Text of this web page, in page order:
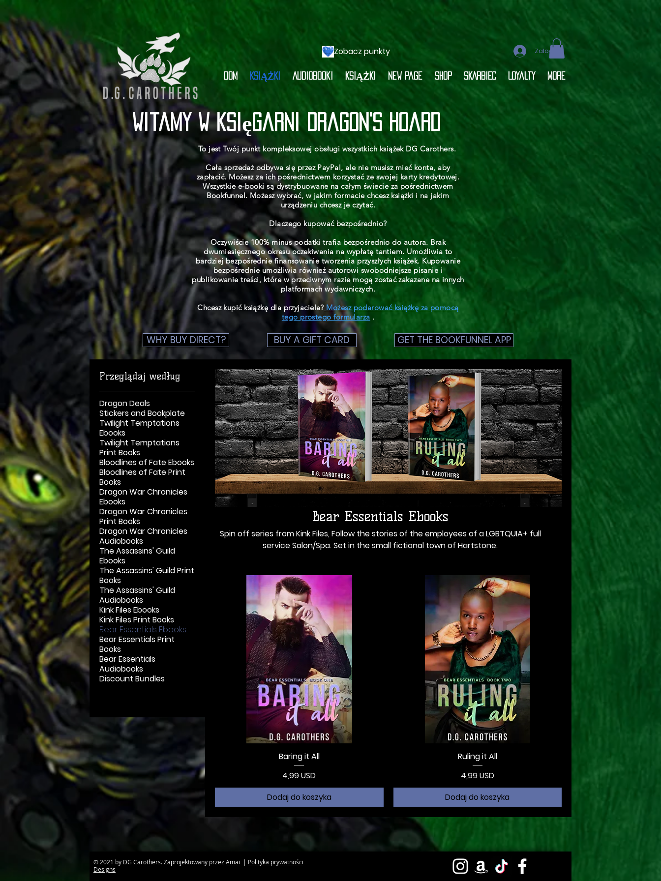
DOM KSIĄŻKI Audiobooki KSIĄŻKI New Page Shop SKARBIEC Loyalty More
Zaloguj się
Zobacz punkty
Witamy w księgarni Dragon's Hoard
To jest Twój punkt kompleksowej obsługi wszystkich książek DG Carothers.
Cała sprzedaż odbywa się przez PayPal, ale nie musisz mieć konta, aby
zapłacić. Możesz za ich pośrednictwem korzystać ze swojej karty kredytowej.
Wszystkie e-booki są dystrybuowane na całym świecie za pośrednictwem
Bookfunnel. Możesz wybrać, w jakim formacie chcesz książki i na jakim
urządzeniu chcesz je czytać.
Dlaczego kupować bezpośrednio?
Oczywiście 100% minus podatki trafia bezpośrednio do autora. Brak
dwumiesięcznego okresu oczekiwania na wypłatę tantiem. Umożliwia to
bardziej bezpośrednie finansowanie tworzenia przyszłych książek. Kupowanie
bezpośrednie umożliwia również autorowi swobodniejsze pisanie i
publikowanie treści, które w przeciwnym razie mogą zostać zakazane na innych
platformach wydawniczych.
Chcesz kupić książkę dla przyjaciela? Możesz podarować książkę za pomocą
tego prostego formularza .
WHY BUY DIRECT? BUY A GIFT CARD GET THE BOOKFUNNEL APP
Przeglądaj według
Dragon Deals
Stickers and Bookplate
Twilight Temptations
Ebooks
Twilight Temptations
Print Books
Bloodlines of Fate Ebooks
Bloodlines of Fate Print
Books
Dragon War Chronicles
Ebooks
Dragon War Chronicles
Print Books
Dragon War Chronicles
Audiobooks
The Assassins' Guild
Ebooks
The Assassins' Guild Print
Books
The Assassins' Guild
Audiobooks
Kink Files Ebooks
Kink Files Print Books
Bear Essentials Ebooks
Bear Essentials Print
Books
Bear Essentials
Audiobooks
Discount Bundles
Bear Essentials Ebooks
Spin off series from Kink Files, Follow the stories of the employees of a LGBTQUIA+ full
service Salon/Spa. Set in the small fictional town of Hartstone.
Baring it All
Cena
4,99 USD
Dodaj do koszyka
Ruling it All
Cena
4,99 USD
Dodaj do koszyka
© 2021 by DG Carothers. Zaprojektowany przez Amai
Designs
| Polityka prywatności